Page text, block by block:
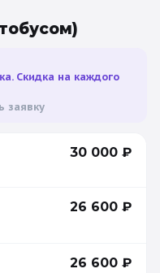
Скидка на каждого
заявку
30 000 ₽
26 600 ₽
26 600 ₽